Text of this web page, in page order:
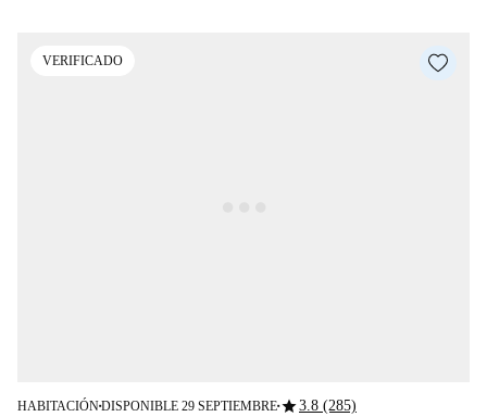
VERIFICADO
HABITACIÓN■DISPONIBLE 29 SEPTIEMBRE■star3.8 (285)